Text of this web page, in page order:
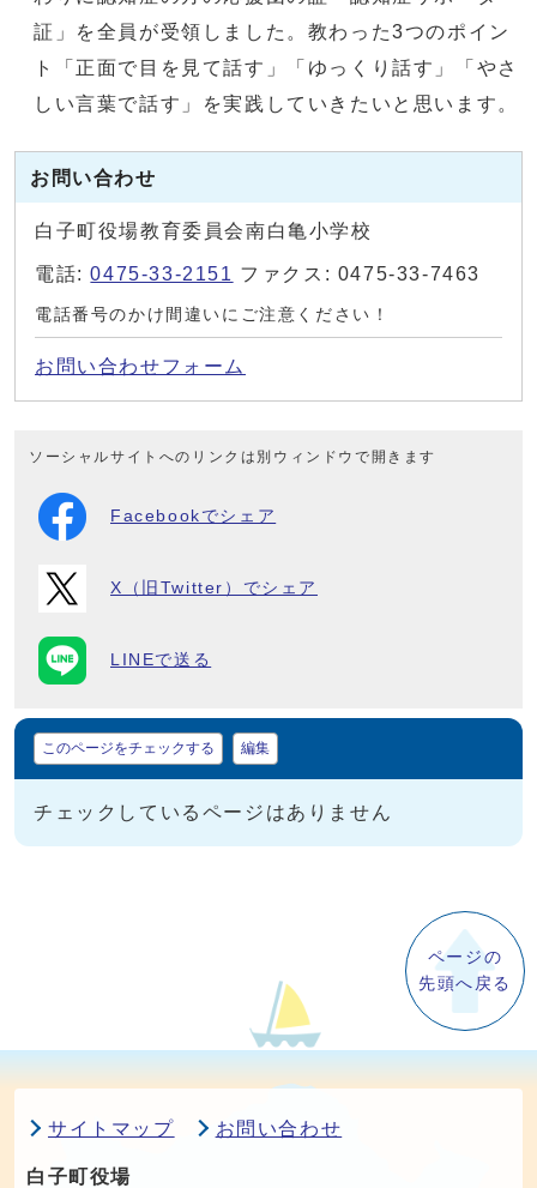
証」を全員が受領しました。教わった3つのポイン
ト「正面で目を見て話す」「ゆっくり話す」「やさ
しい言葉で話す」を実践していきたいと思います。
お問い合わせ
白子町役場教育委員会南白亀小学校
電話:0475-33-2151 ファクス: 0475-33-7463
電話番号のかけ間違いにご注意ください！
お問い合わせフォーム
ソーシャルサイトへのリンクは別ウィンドウで開きます
Facebookでシェア
X（旧Twitter）でシェア
LINEで送る
マイページ
このページをチェックする 編集
チェックしているページはありません
ページの
先頭へ戻る
サイトマップ お問い合わせ
白子町役場